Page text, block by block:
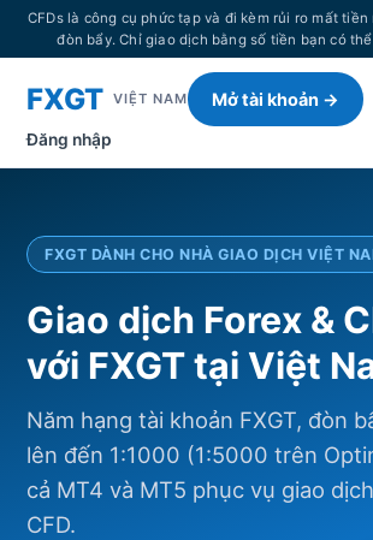
CFDs là công cụ phức tạp và đi kèm rủi ro mất
đòn bẩy. Chỉ giao dịch bằng số tiền bạn có
FXGT VIỆT NAM
Đăng nhập
Mở tài khoản →
FXGT DÀNH CHO NHÀ GIAO DỊCH VIỆT
Giao dịch Forex &
với FXGT tại Việt
Năm hạng tài khoản FXGT, đòn
lên đến 1:1000 (1:5000 trên
cả MT4 và MT5 phục vụ giao
CFD.